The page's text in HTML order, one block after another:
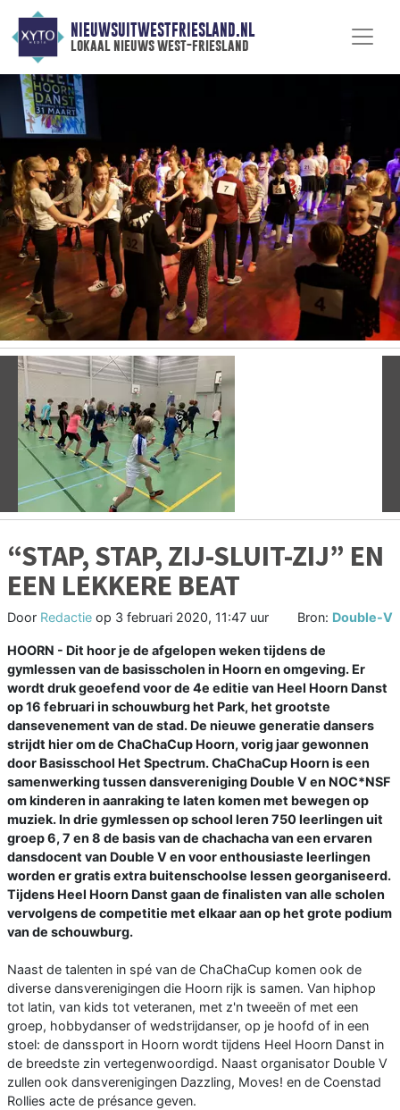
NIEUWSUITWESTFRIESLAND.NL
lokaal nieuws west-friesland
Vorige
“STAP, STAP, ZIJ-SLUIT-ZIJ” EN
EEN LEKKERE BEAT
Door Redactie op 3 februari 2020, 11:47 uur Bron: Double-V
HOORN - Dit hoor je de afgelopen weken tijdens de
gymlessen van de basisscholen in Hoorn en omgeving. Er
wordt druk geoefend voor de 4e editie van Heel Hoorn Danst
op 16 februari in schouwburg het Park, het grootste
dansevenement van de stad. De nieuwe generatie dansers
strijdt hier om de ChaChaCup Hoorn, vorig jaar gewonnen
door Basisschool Het Spectrum. ChaChaCup Hoorn is een
samenwerking tussen dansvereniging Double V en NOC*NSF
om kinderen in aanraking te laten komen met bewegen op
muziek. In drie gymlessen op school leren 750 leerlingen uit
groep 6, 7 en 8 de basis van de chachacha van een ervaren
dansdocent van Double V en voor enthousiaste leerlingen
worden er gratis extra buitenschoolse lessen georganiseerd.
Tijdens Heel Hoorn Danst gaan de finalisten van alle scholen
vervolgens de competitie met elkaar aan op het grote podium
van de schouwburg.
Naast de talenten in spé van de ChaChaCup komen ook de
diverse dansverenigingen die Hoorn rijk is samen. Van hiphop
tot latin, van kids tot veteranen, met z'n tweeën of met een
groep, hobbydanser of wedstrijdanser, op je hoofd of in een
stoel: de danssport in Hoorn wordt tijdens Heel Hoorn Danst in
de breedste zin vertegenwoordigd. Naast organisator Double V
zullen ook dansverenigingen Dazzling, Moves! en de Coenstad
Rollies acte de présance geven.